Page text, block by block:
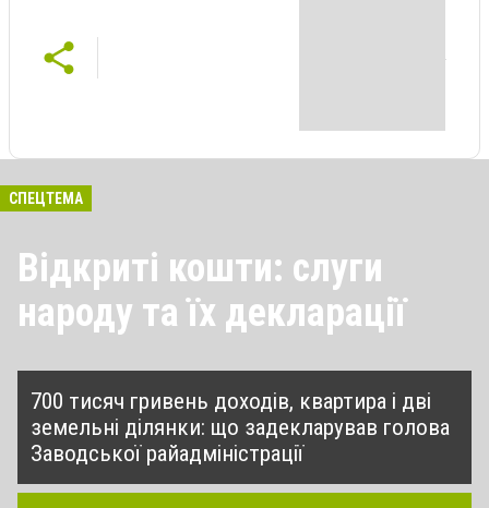
СПЕЦТЕМА
Відкриті кошти: слуги
народу та їх декларації
700 тисяч гривень доходів, квартира і дві
земельні ділянки: що задекларував голова
Заводської райадміністрації